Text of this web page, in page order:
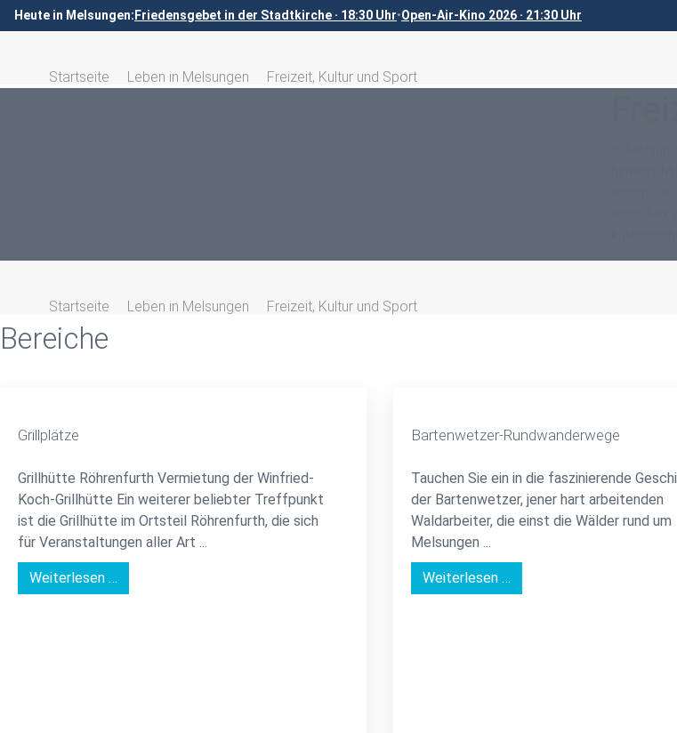
Heute in Melsungen: Friedensgebet in der Stadtkirche · 18:30 Uhr•Open-Air-Kino 2026 · 21:30 Uhr
Startseite Leben in Melsungen Freizeit, Kultur und Sport
In
hinweg.
einem
einen
Startseite Leben in Melsungen Freizeit, Kultur und Sport
Bereiche
Grillplätze
Grillhütte Röhrenfurth Vermietung der Winfried-
Koch-Grillhütte Ein weiterer beliebter Treffpunkt
ist die Grillhütte im Ortsteil Röhrenfurth, die sich
für Veranstaltungen aller Art ...
Weiterlesen …
Bartenwetzer-Rundwanderwege
Tauchen Sie ein in die faszinierende
der Bartenwetzer, jener hart arbeitenden
Waldarbeiter, die einst die Wälder rund um
Melsungen ...
Weiterlesen …